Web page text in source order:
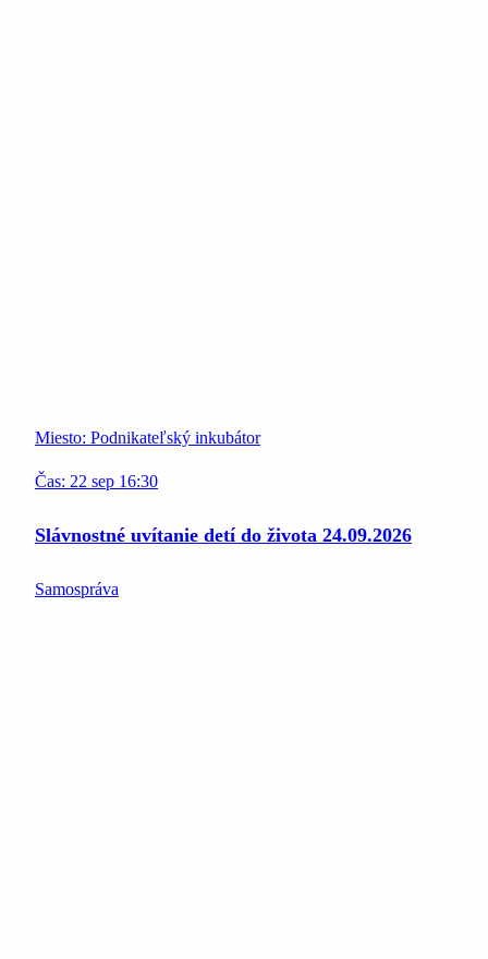
Miesto: Podnikateľský inkubátor
Čas: 22 sep 16:30
Slávnostné uvítanie detí do života 24.09.2026
Samospráva